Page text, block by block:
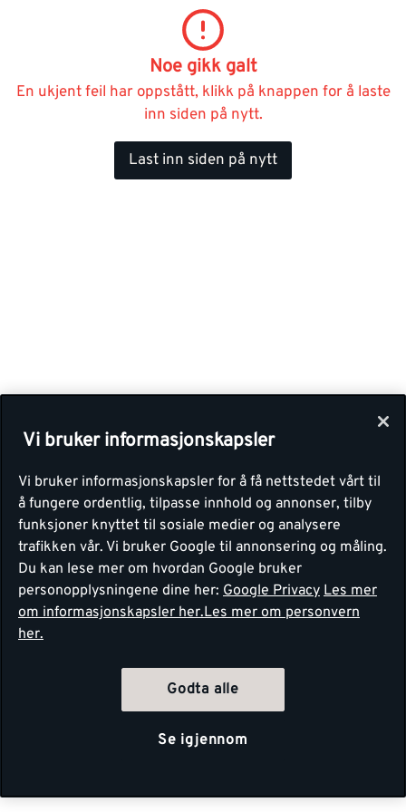
Noe gikk galt
En ukjent feil har oppstått, klikk på knappen for å laste
inn siden på nytt.
Last inn siden på nytt
Vi bruker informasjonskapsler
Vi bruker informasjonskapsler for å få nettstedet vårt til
å fungere ordentlig, tilpasse innhold og annonser, tilby
funksjoner knyttet til sosiale medier og analysere
trafikken vår. Vi bruker Google til annonsering og måling.
Du kan lese mer om hvordan Google bruker
personopplysningene dine her: Google Privacy Les mer
om informasjonskapsler her.Les mer om personvern
her.
Godta alle
Se igjennom